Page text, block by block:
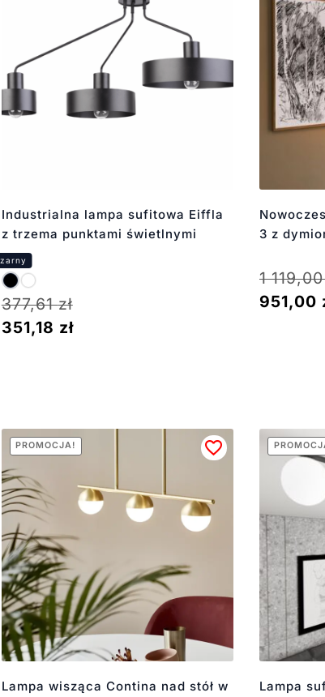
Industrialna lampa sufitowa Eiffla
z trzema punktami świetlnymi
377,61zł
351,18 zł
3 z
1
951,00
Lampa wisząca Contina nad stół w
PROMOCJA!
Lampa